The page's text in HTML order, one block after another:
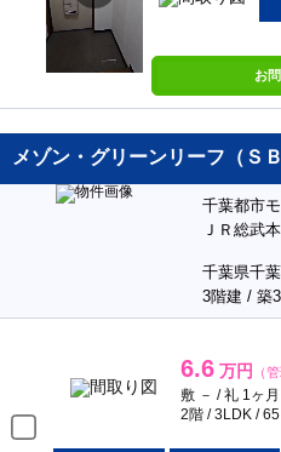
お
メゾン・グリーンリーフ（ＳＢ
千葉都市
ＪＲ総武
千葉県千
3階建 / 築
6.6 万円 （
敷 － / 礼 1ヶ月
2階 / 3LDK /